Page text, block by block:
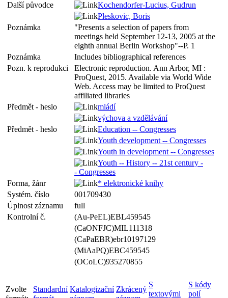
Další původce
Kochendorfer-Lucius, Gudrun
Pleskovic, Boris
Poznámka
"Presents a selection of papers from
meetings held September 12-13, 2005 at the
eighth annual Berlin Workshop"--P. 1
Poznámka
Includes bibliographical references
Pozn. k reprodukci
Electronic reproduction. Ann Arbor, MI :
ProQuest, 2015. Available via World Wide
Web. Access may be limited to ProQuest
affiliated libraries
Předmět - heslo
mládí
výchova a vzdělávání
Předmět - heslo
Education -- Congresses
Youth development -- Congresses
Youth in development -- Congresses
Youth -- History -- 21st century -
- Congresses
Forma, žánr
* elektronické knihy
Systém. číslo
001709430
Úplnost záznamu
full
Kontrolní č.
(Au-PeEL)EBL459545
(CaONFJC)MIL111318
(CaPaEBR)ebr10197129
(MiAaPQ)EBC459545
(OCoLC)935270855
Zvolte
Standardní Katalogizační Zkrácený
S
textovými
S kódy
polí